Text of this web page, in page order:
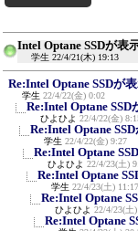
Intel Optane SSDが表
学生 22/4/21(木) 19:13
Re:Intel Optane SSDが
学生 22/4/22(金) 0:02
Re:Intel Optane
ひよひよ 22/4/22(金)
Re:Intel Optane
学生 22/4/22(金) 9:27
Re:Intel Optane
ひよひよ 22/4/23(土)
Re:Intel Optane
学生 22/4/23(土) 11:17
Re:Intel Optane
ひよひよ 22/4/23(土
Re:Intel Optane